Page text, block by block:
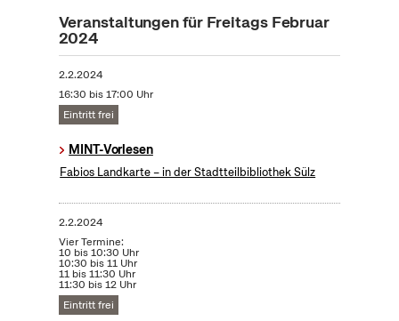
Veranstaltungen für Freitags Februar
2024
2.2.2024
16:30 bis 17:00 Uhr
Eintritt frei
MINT-Vorlesen
Fabios Landkarte – in der Stadtteilbibliothek Sülz
2.2.2024
Vier Termine:
10 bis 10:30 Uhr
10:30 bis 11 Uhr
11 bis 11:30 Uhr
11:30 bis 12 Uhr
Eintritt frei